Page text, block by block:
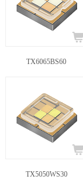
TX6065BS60
TX5050WS30